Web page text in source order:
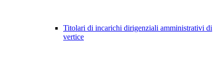
Titolari di incarichi dirigenziali amministrativi di
vertice